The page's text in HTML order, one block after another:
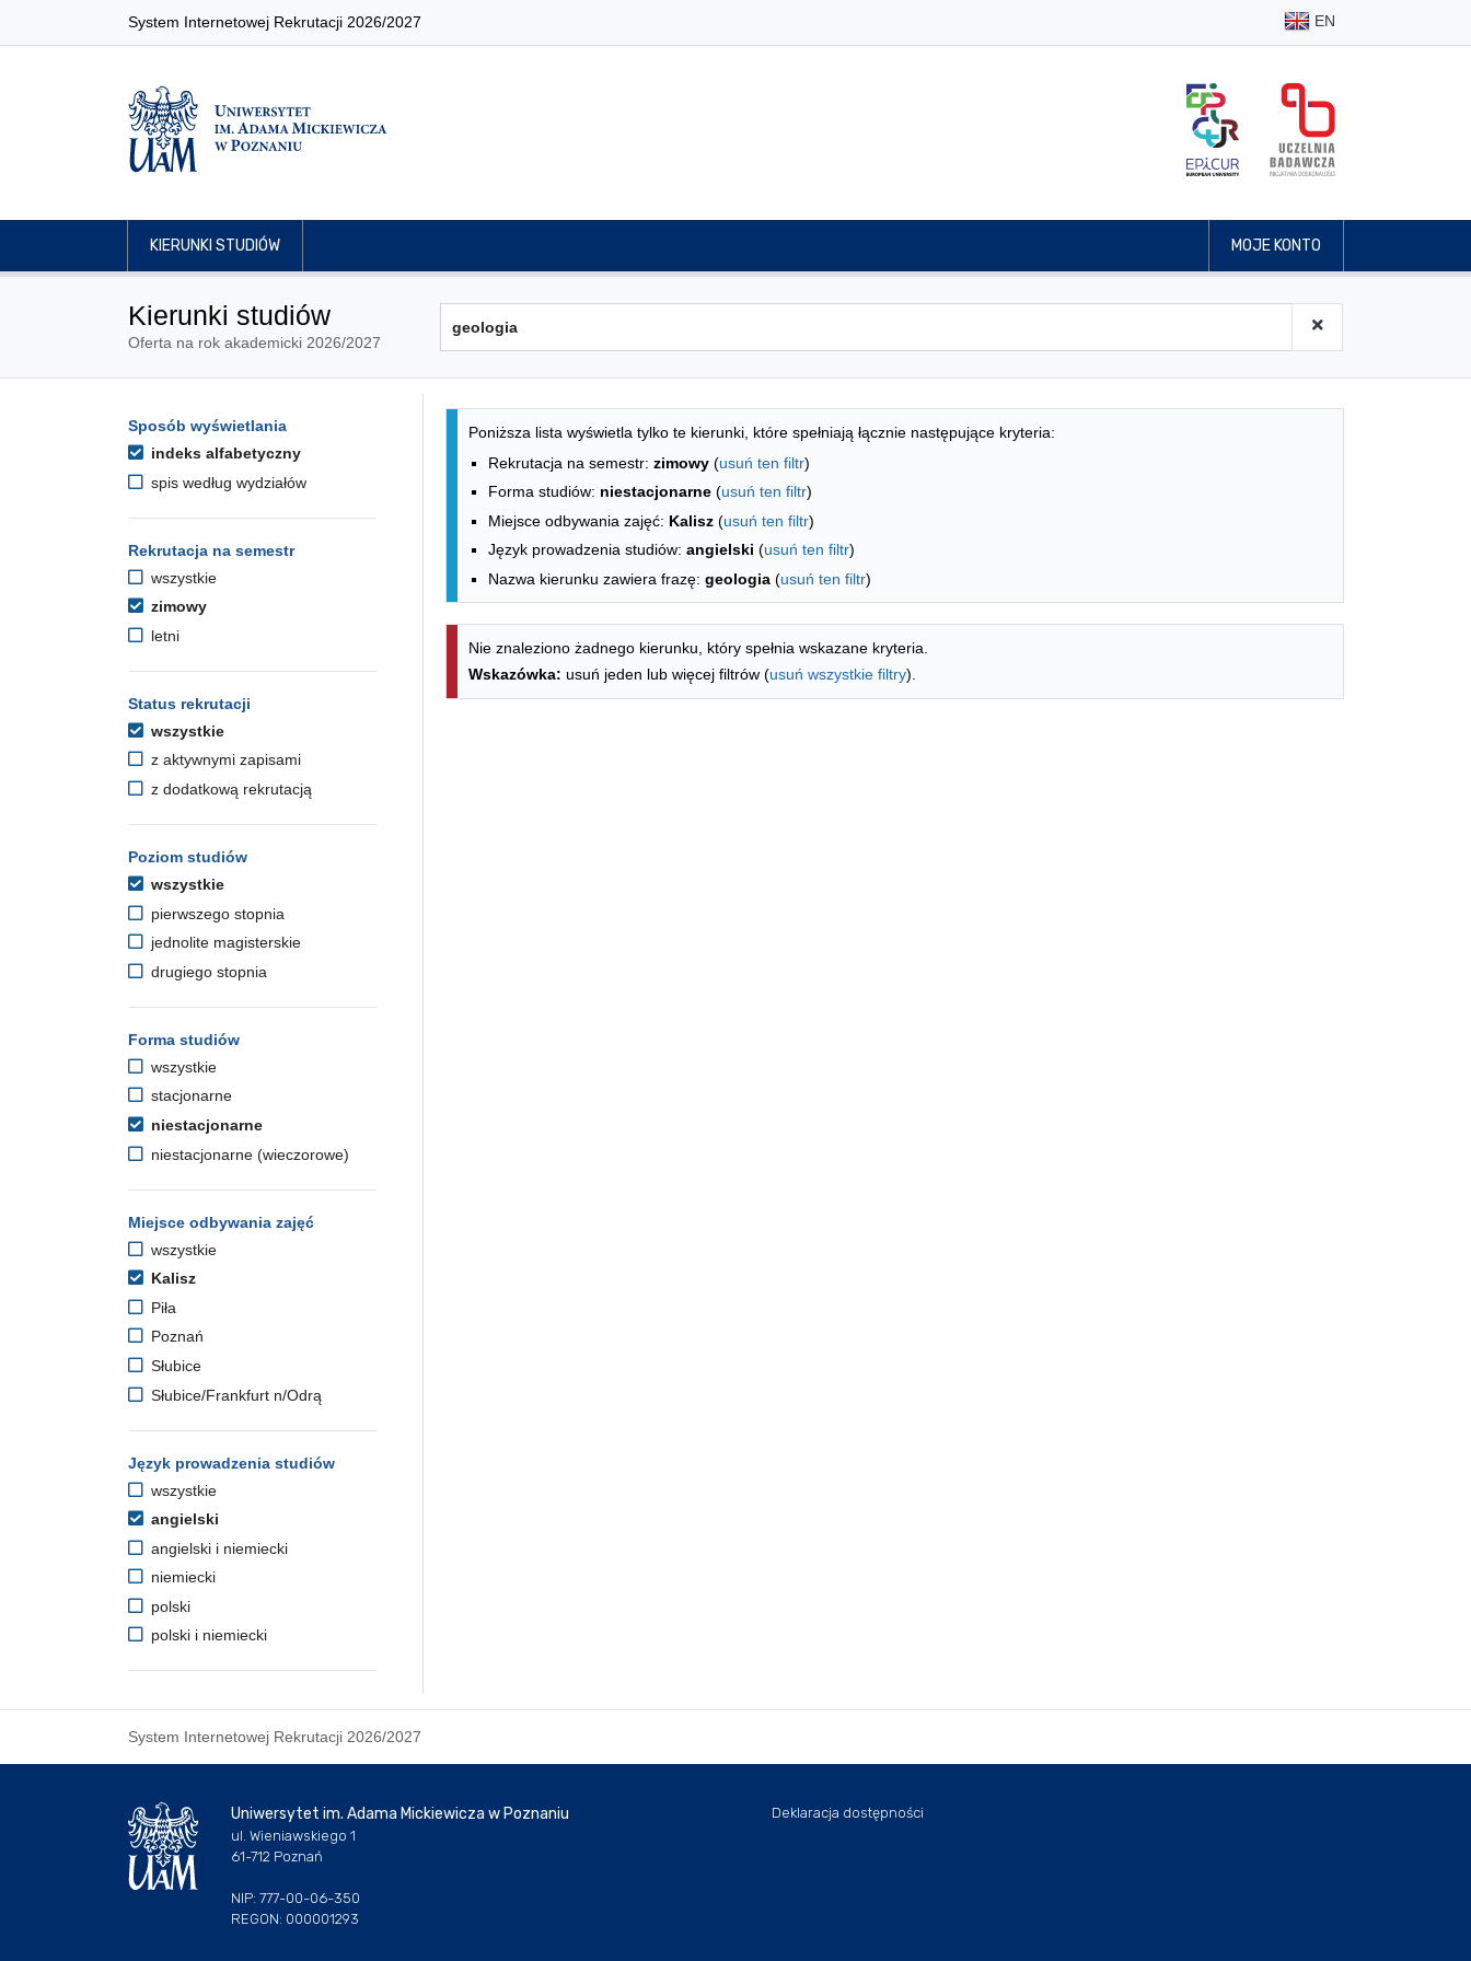
System Internetowej Rekrutacji 2026/2027 EN
KIERUNKI STUDIÓW MOJE KONTO
Kierunki studiów
Oferta na rok akademicki 2026/2027
Opcje filtrowania kierunków studiów
Przejdź do listy kierunków
Sposób wyświetlania
indeks alfabetyczny
spis według wydziałów
Rekrutacja na semestr
wszystkie
zimowy
letni
Status rekrutacji
wszystkie
z aktywnymi zapisami
z dodatkową rekrutacją
Poziom studiów
wszystkie
pierwszego stopnia
jednolite magisterskie
drugiego stopnia
Forma studiów
wszystkie
stacjonarne
niestacjonarne
niestacjonarne (wieczorowe)
Miejsce odbywania zajęć
wszystkie
Kalisz
Piła
Poznań
Słubice
Słubice/Frankfurt n/Odrą
Język prowadzenia studiów
wszystkie
angielski
angielski i niemiecki
niemiecki
polski
polski i niemiecki
Lista kierunków - indeks alfabetyczny
Poniższa lista wyświetla tylko te kierunki, które spełniają łącznie następujące kryteria:
Rekrutacja na semestr: zimowy (usuń ten filtr)
Forma studiów: niestacjonarne (usuń ten filtr)
Miejsce odbywania zajęć: Kalisz (usuń ten filtr)
Język prowadzenia studiów: angielski (usuń ten filtr)
Nazwa kierunku zawiera frazę: geologia (usuń ten filtr)
Nie znaleziono żadnego kierunku, który spełnia wskazane kryteria.
Wskazówka: usuń jeden lub więcej filtrów (usuń wszystkie filtry).
System Internetowej Rekrutacji 2026/2027
Uniwersytet im. Adama Mickiewicza w Poznaniu
ul. Wieniawskiego 1
61-712 Poznań
NIP: 777-00-06-350
REGON: 000001293
Deklaracja dostępności